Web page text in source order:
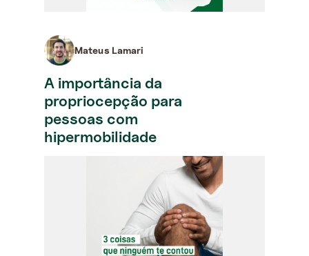
Mateus Lamari
A importância da
propriocepção para
pessoas com
hipermobilidade